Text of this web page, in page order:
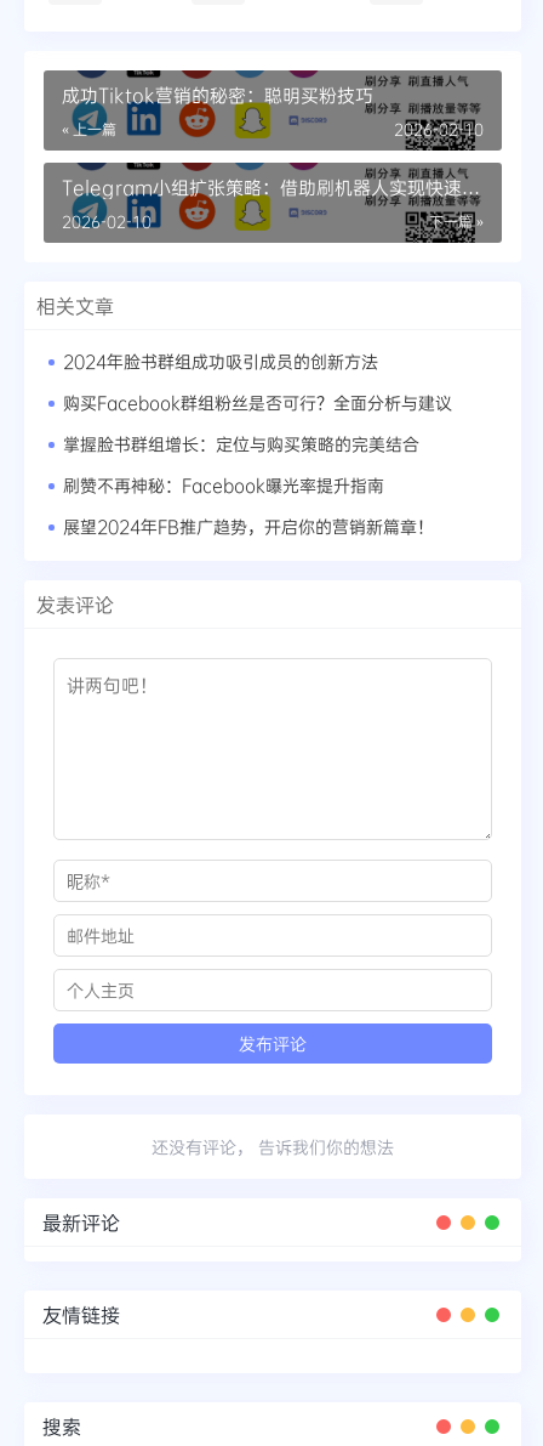
成功Tiktok营销的秘密：聪明买粉技巧
« 上一篇 2026-02-10
Telegram小组扩张策略：借助刷机器人实现快速增
长
下一篇 »
2026-02-10
相关文章
2024年脸书群组成功吸引成员的创新方法
购买Facebook群组粉丝是否可行？全面分析与建议
掌握脸书群组增长：定位与购买策略的完美结合
刷赞不再神秘：Facebook曝光率提升指南
展望2024年FB推广趋势，开启你的营销新篇章！
发表评论
还没有评论， 告诉我们你的想法
最新评论
友情链接
搜索